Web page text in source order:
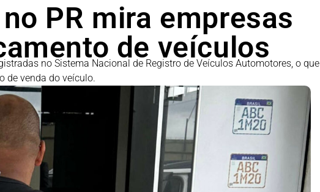
PR mira empresas
de veículos
no Sistema Nacional de Registro de Veículos Automotores, o que
de venda do veículo.